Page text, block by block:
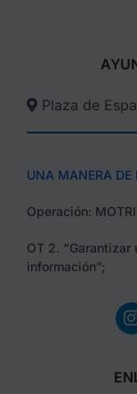
Plaza de
UNA MANERA DE
Operación:
OT 2.
información”;